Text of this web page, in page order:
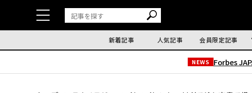
新着記事 人気記事 会員限定記事
NEWS Forbes